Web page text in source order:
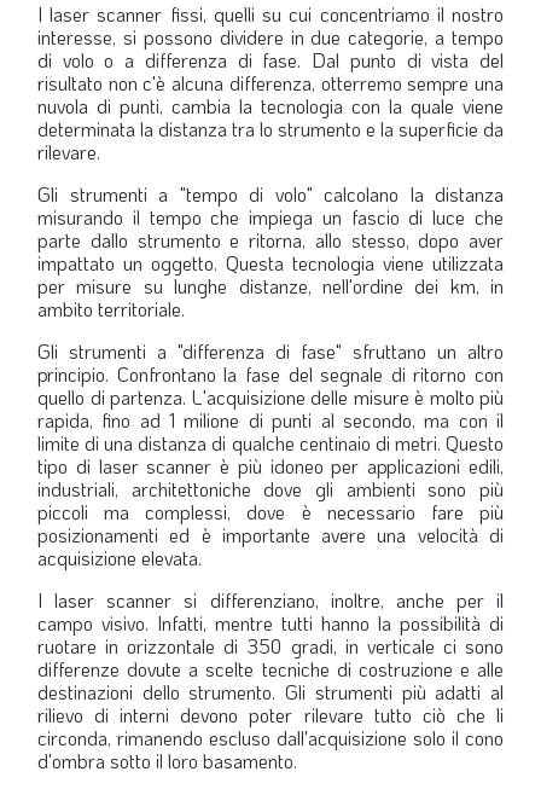
I laser scanner fissi, quelli su cui concentriamo il nostro
interesse, si possono dividere in due categorie, a tempo
di volo o a differenza di fase. Dal punto di vista del
risultato non c'è alcuna differenza, otterremo sempre una
nuvola di punti, cambia la tecnologia con la quale viene
determinata la distanza tra lo strumento e la superficie da
rilevare.
Gli strumenti a "tempo di volo" calcolano la distanza
misurando il tempo che impiega un fascio di luce che
parte dallo strumento e ritorna, allo stesso, dopo aver
impattato un oggetto. Questa tecnologia viene utilizzata
per misure su lunghe distanze, nell'ordine dei km, in
ambito territoriale.
Gli strumenti a "differenza di fase" sfruttano un altro
principio. Confrontano la fase del segnale di ritorno con
quello di partenza. L'acquisizione delle misure è molto più
rapida, fino ad 1 milione di punti al secondo, ma con il
limite di una distanza di qualche centinaio di metri. Questo
tipo di laser scanner è più idoneo per applicazioni edili,
industriali, architettoniche dove gli ambienti sono più
piccoli ma complessi, dove è necessario fare più
posizionamenti ed è importante avere una velocità di
acquisizione elevata.
I laser scanner si differenziano, inoltre, anche per il
campo visivo. Infatti, mentre tutti hanno la possibilità di
ruotare in orizzontale di 350 gradi, in verticale ci sono
differenze dovute a scelte tecniche di costruzione e alle
destinazioni dello strumento. Gli strumenti più adatti al
rilievo di interni devono poter rilevare tutto ciò che li
circonda, rimanendo escluso dall'acquisizione solo il cono
d'ombra sotto il loro basamento.